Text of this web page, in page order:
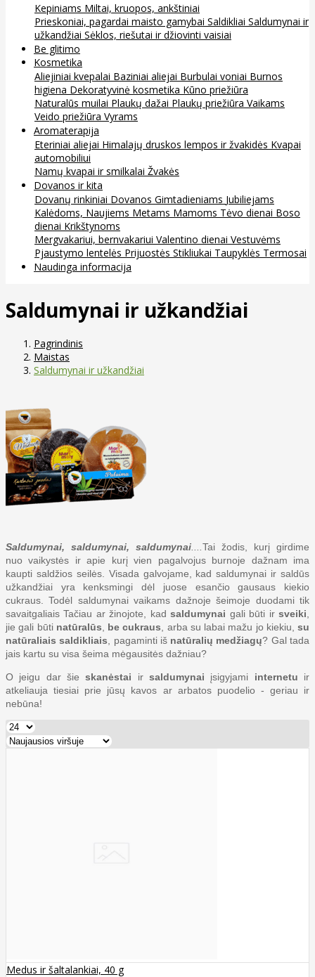
Kepiniams Miltai, kruopos, ankštiniai
Prieskoniai, pagardai maisto gamybai Saldikliai Saldumynai ir
užkandžiai Sėklos, riešutai ir džiovinti vaisiai
Be glitimo
Kosmetika
Aliejiniai kvepalai Baziniai aliejai Burbulai voniai Burnos
higiena Dekoratyvinė kosmetika Kūno priežiūra
Naturalūs muilai Plaukų dažai Plaukų priežiūra Vaikams
Veido priežiūra Vyrams
Aromaterapija
Eteriniai aliejai Himalajų druskos lempos ir žvakidės Kvapai
automobiliui
Namų kvapai ir smilkalai Žvakės
Dovanos ir kita
Dovanų rinkiniai Dovanos Gimtadieniams Jubiliejams
Kalėdoms, Naujiems Metams Mamoms Tėvo dienai Boso
dienai Krikštynoms
Mergvakariui, bernvakariui Valentino dienai Vestuvėms
Pjaustymo lentelės Prijuostės Stikliukai Taupyklės Termosai
Naudinga informacija
Saldumynai ir užkandžiai
Pagrindinis
Maistas
Saldumynai ir užkandžiai
Saldumynai, saldumynai, saldumynai
Tai žodis, kurį girdime
nuo vaikystės ir apie kurį vien pagalvojus burnoje dažnam ima
kaupti saldžios seilės. Visada galvojame, kad saldumynai ir saldūs
užkandžiai yra kenksmingi dėl juose esančio gausaus kiekio
cukraus. Todėl saldumynai vaikams dažnoje šeimoje duodami tik
savaitgaliais Tačiau ar žinojote, kadsaldumynai gali būti irsveiki
jie gali būti natūralūs be cukraus , arba su labai mažu jo kiekiu, su
natūraliais saldikliais , pagaminti iš natūralių medžiagų? Gal tada
jais kartu su visa šeima mėgausitės dažniau?
O jeigu dar šieskanėstai irsaldumynai įsigyjami internetu ir
atkeliauja tiesiai prie jūsų kavos ar arbatos puodelio - geriau ir
nebūna!
Medus ir šaltalankiai, 40 g